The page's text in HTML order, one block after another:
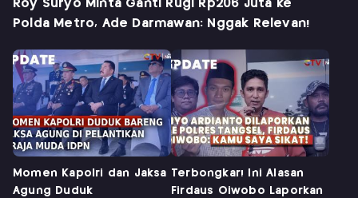
Roy Suryo Minta Ganti Rugi Rp206 Juta ke
Polda Metro, Ade Darmawan: Nggak Relevan!
Momen Kapolri dan Jaksa
Agung Duduk
Terbongkar! Ini Alasan
Firdaus Oiwobo Laporkan